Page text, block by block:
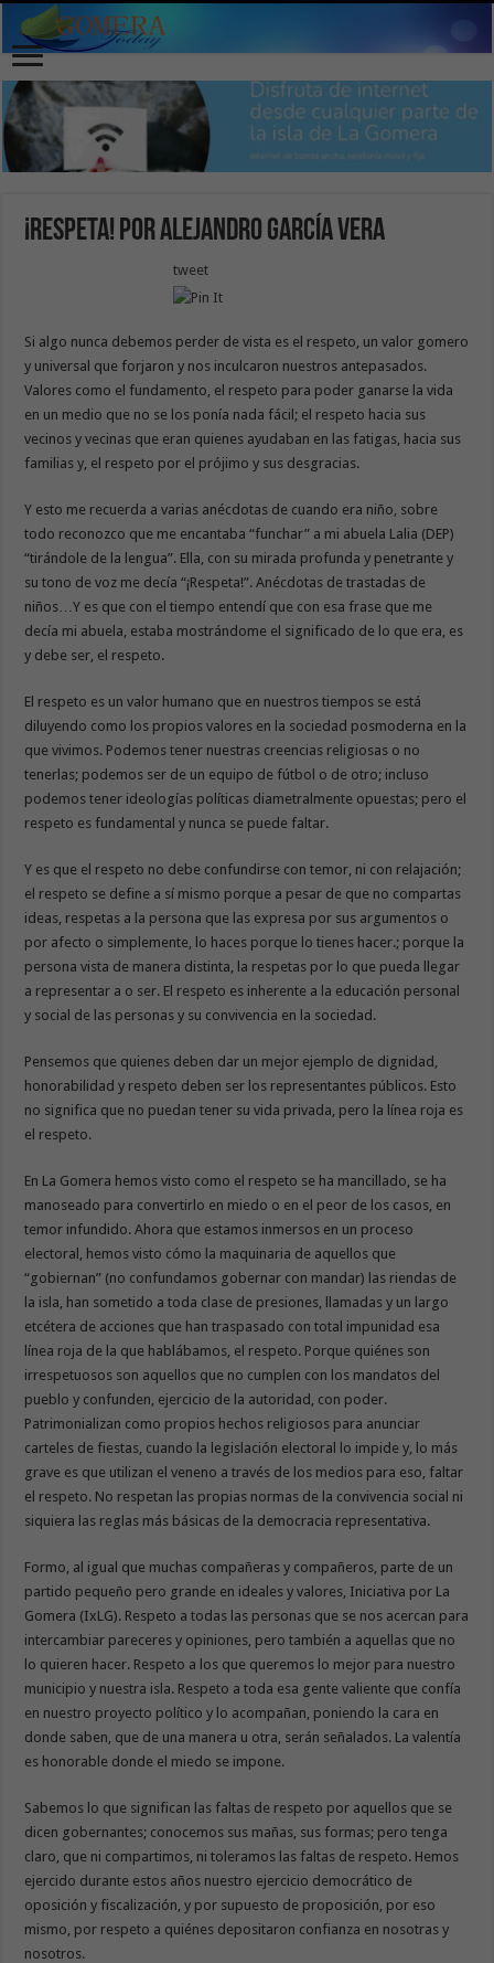
¡Respeta! por Alejandro García Vera
tweet
Si algo nunca debemos perder de vista es el respeto, un valor gomero
y universal que forjaron y nos inculcaron nuestros antepasados.
Valores como el fundamento, el respeto para poder ganarse la vida
en un medio que no se los ponía nada fácil; el respeto hacia sus
vecinos y vecinas que eran quienes ayudaban en las fatigas, hacia sus
familias y, el respeto por el prójimo y sus desgracias.
Y esto me recuerda a varias anécdotas de cuando era niño, sobre
todo reconozco que me encantaba “funchar” a mi abuela Lalia (DEP)
“tirándole de la lengua”. Ella, con su mirada profunda y penetrante y
su tono de voz me decía “¡Respeta!”. Anécdotas de trastadas de
niños…Y es que con el tiempo entendí que con esa frase que me
decía mi abuela, estaba mostrándome el significado de lo que era, es
y debe ser, el respeto.
El respeto es un valor humano que en nuestros tiempos se está
diluyendo como los propios valores en la sociedad posmoderna en la
que vivimos. Podemos tener nuestras creencias religiosas o no
tenerlas; podemos ser de un equipo de fútbol o de otro; incluso
podemos tener ideologías políticas diametralmente opuestas; pero el
respeto es fundamental y nunca se puede faltar.
Y es que el respeto no debe confundirse con temor, ni con relajación;
el respeto se define a sí mismo porque a pesar de que no compartas
ideas, respetas a la persona que las expresa por sus argumentos o
por afecto o simplemente, lo haces porque lo tienes hacer.; porque la
persona vista de manera distinta, la respetas por lo que pueda llegar
a representar a o ser. El respeto es inherente a la educación personal
y social de las personas y su convivencia en la sociedad.
Pensemos que quienes deben dar un mejor ejemplo de dignidad,
honorabilidad y respeto deben ser los representantes públicos. Esto
no significa que no puedan tener su vida privada, pero la línea roja es
el respeto.
En La Gomera hemos visto como el respeto se ha mancillado, se ha
manoseado para convertirlo en miedo o en el peor de los casos, en
temor infundido. Ahora que estamos inmersos en un proceso
electoral, hemos visto cómo la maquinaria de aquellos que
“gobiernan” (no confundamos gobernar con mandar) las riendas de
la isla, han sometido a toda clase de presiones, llamadas y un largo
etcétera de acciones que han traspasado con total impunidad esa
línea roja de la que hablábamos, el respeto. Porque quiénes son
irrespetuosos son aquellos que no cumplen con los mandatos del
pueblo y confunden, ejercicio de la autoridad, con poder.
Patrimonializan como propios hechos religiosos para anunciar
carteles de fiestas, cuando la legislación electoral lo impide y, lo más
grave es que utilizan el veneno a través de los medios para eso, faltar
el respeto. No respetan las propias normas de la convivencia social ni
siquiera las reglas más básicas de la democracia representativa.
Formo, al igual que muchas compañeras y compañeros, parte de un
partido pequeño pero grande en ideales y valores, Iniciativa por La
Gomera (IxLG). Respeto a todas las personas que se nos acercan para
intercambiar pareceres y opiniones, pero también a aquellas que no
lo quieren hacer. Respeto a los que queremos lo mejor para nuestro
municipio y nuestra isla. Respeto a toda esa gente valiente que confía
en nuestro proyecto político y lo acompañan, poniendo la cara en
donde saben, que de una manera u otra, serán señalados. La valentía
es honorable donde el miedo se impone.
Sabemos lo que significan las faltas de respeto por aquellos que se
dicen gobernantes; conocemos sus mañas, sus formas; pero tenga
claro, que ni compartimos, ni toleramos las faltas de respeto. Hemos
ejercido durante estos años nuestro ejercicio democrático de
oposición y fiscalización, y por supuesto de proposición, por eso
mismo, por respeto a quiénes depositaron confianza en nosotras y
nosotros.